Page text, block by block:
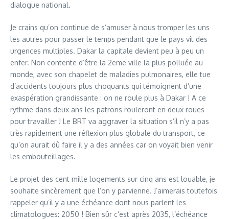
dialogue national.
Je crains qu’on continue de s’amuser à nous tromper les uns
les autres pour passer le temps pendant que le pays vit des
urgences multiples. Dakar la capitale devient peu à peu un
enfer. Non contente d’être la 2eme ville la plus polluée au
monde, avec son chapelet de maladies pulmonaires, elle tue
d’accidents toujours plus choquants qui témoignent d’une
exaspération grandissante : on ne roule plus à Dakar ! A ce
rythme dans deux ans les patrons rouleront en deux roues
pour travailler ! Le BRT va aggraver la situation s’il n’y a pas
très rapidement une réflexion plus globale du transport, ce
qu’on aurait dû faire il y a des années car on voyait bien venir
les embouteillages.
Le projet des cent mille logements sur cinq ans est louable, je
souhaite sincèrement que l’on y parvienne. J’aimerais toutefois
rappeler qu’il y a une échéance dont nous parlent les
climatologues: 2050 ! Bien sûr c’est après 2035, l’échéance